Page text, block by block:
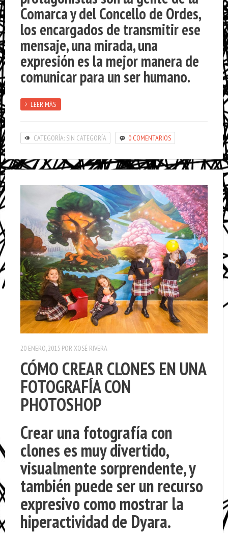
Comarca y del Concello de Ordes,
los encargados de transmitir ese
mensaje, una mirada, una
expresión es la mejor manera de
comunicar para un ser humano.
LEER MÁS
CATEGORÍA: SIN CATEGORÍA 0 COMENTARIOS
20 ENERO, 2015 POR XOSÉ RIVERA
CÓMO CREAR CLONES EN UNA
FOTOGRAFÍA CON
PHOTOSHOP
Crear una fotografía con
clones es muy divertido,
visualmente sorprendente, y
también puede ser un recurso
expresivo como mostrar la
hiperactividad de Dyara.